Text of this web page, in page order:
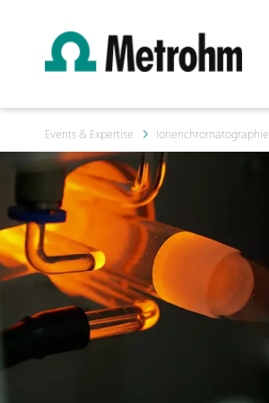
Events & Expertise Ionenchromatographie